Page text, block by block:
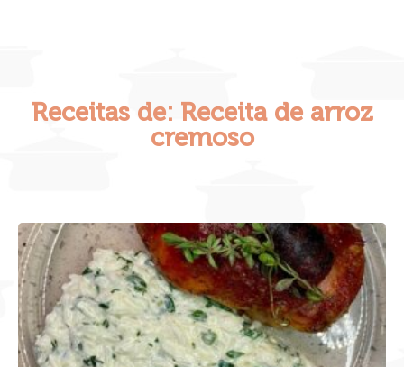
Receitas de: Receita de arroz
cremoso